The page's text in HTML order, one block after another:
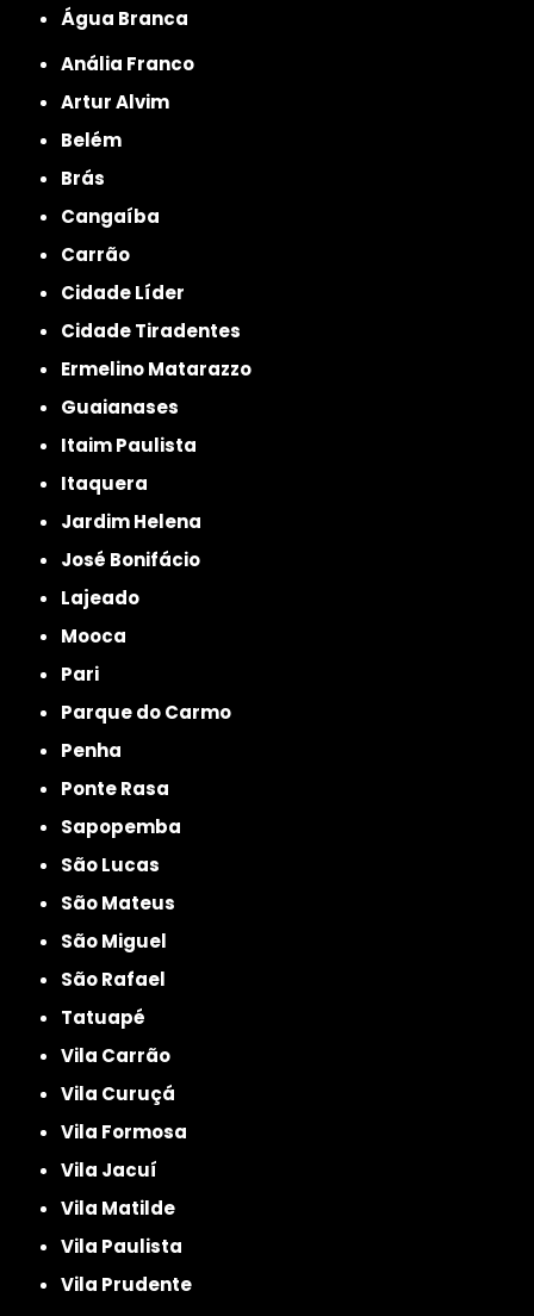
Água Branca
Anália Franco
Artur Alvim
Belém
Brás
Cangaíba
Carrão
Cidade Líder
Cidade Tiradentes
Ermelino Matarazzo
Guaianases
Itaim Paulista
Itaquera
Jardim Helena
José Bonifácio
Lajeado
Mooca
Pari
Parque do Carmo
Penha
Ponte Rasa
Sapopemba
São Lucas
São Mateus
São Miguel
São Rafael
Tatuapé
Vila Carrão
Vila Curuçá
Vila Formosa
Vila Jacuí
Vila Matilde
Vila Paulista
Vila Prudente